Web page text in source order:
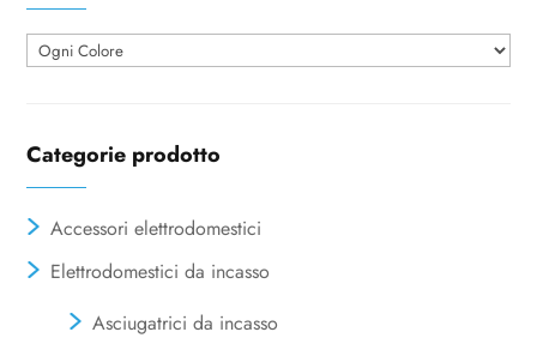
Categorie prodotto
Accessori elettrodomestici
Elettrodomestici da incasso
Asciugatrici da incasso